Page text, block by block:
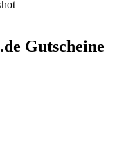
Gutscheine